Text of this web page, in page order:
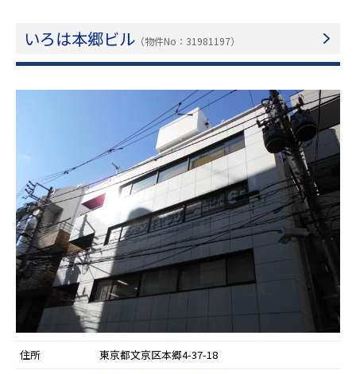
いろは本郷ビル （物件No：31981197）
住所
東京都文京区本郷4-37-18